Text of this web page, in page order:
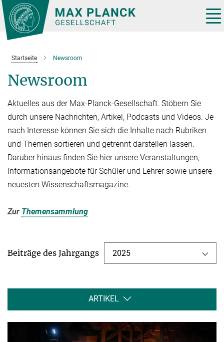
Hauptinhalt
Startseite Newsroom
Newsroom
Aktuelles aus der Max-Planck-Gesellschaft. Stöbern Sie
durch unsere Nachrichten, Artikel, Podcasts und Videos. Je
nach Interesse können Sie sich die Inhalte nach Rubriken
und Themen sortieren und getrennt darstellen lassen.
Darüber hinaus finden Sie hier unsere Veranstaltungen,
Informationsangebote für Schüler und Lehrer sowie unsere
neuesten Wissenschaftsmagazine.
Zur Themensammlung
Beiträge des Jahrgangs 2025
ARTIKEL